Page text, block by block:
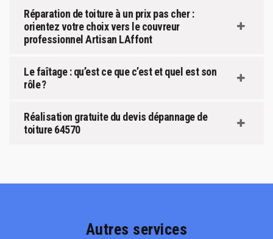
Réparation de toiture à un prix pas cher :
orientez votre choix vers le couvreur
professionnel Artisan LAffont
Le faîtage : qu’est ce que c’est et quel est son
rôle ?
Réalisation gratuite du devis dépannage de
toiture 64570
Autres services